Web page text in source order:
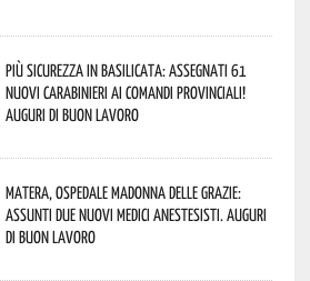
Più sicurezza in Basilicata: assegnati 61
nuovi Carabinieri ai Comandi provinciali!
Auguri di buon lavoro
Matera, Ospedale Madonna delle Grazie:
assunti due nuovi medici anestesisti. Auguri
di buon lavoro